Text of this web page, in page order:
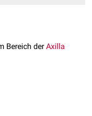
Bereich derAxilla